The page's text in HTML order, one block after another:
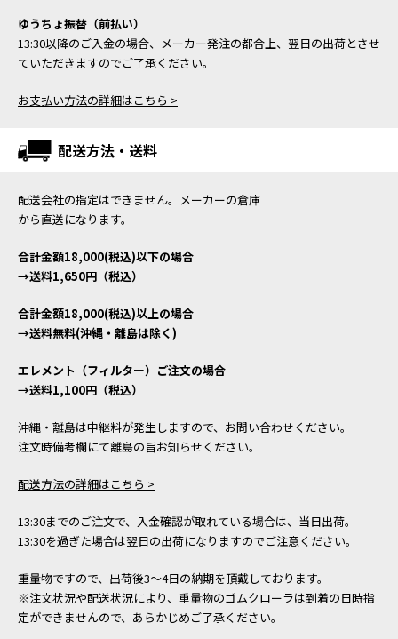
ゆうちょ振替（前払い）
13:30以降のご入金の場合、メーカー発注の都合上、翌日の出荷とさせ
ていただきますのでご了承ください。
お支払い方法の詳細はこちら >
配送方法・送料
配送会社の指定はできません。メーカーの倉庫
から直送になります。
合計金額18,000(税込)以下の場合
→送料1,650円（税込）
合計金額18,000(税込)以上の場合
→送料無料(沖縄・離島は除く)
エレメント（フィルター）ご注文の場合
→送料1,100円（税込）
沖縄・離島は中継料が発生しますので、お問い合わせください。
注文時備考欄にて離島の旨お知らせください。
配送方法の詳細はこちら >
13:30までのご注文で、入金確認が取れている場合は、当日出荷。
13:30を過ぎた場合は翌日の出荷になりますのでご注意ください。
重量物ですので、出荷後3～4日の納期を頂戴しております。
※注文状況や配送状況により、重量物のゴムクローラは到着の日時指
定ができませんので、あらかじめご了承ください。